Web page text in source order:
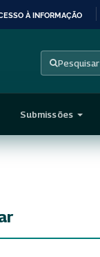
À INFORMAÇÃO
Pesquisar
Submissões